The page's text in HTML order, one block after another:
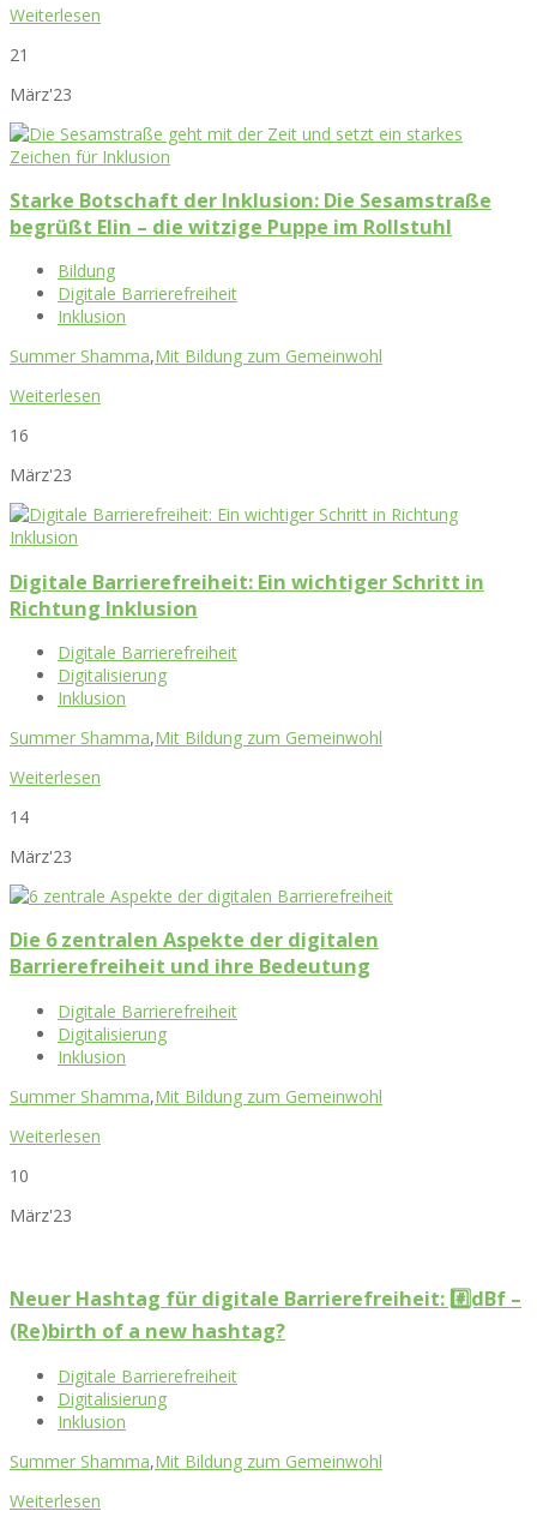
Weiterlesen
21
März'23
Starke Botschaft der Inklusion: Die Sesamstraße
begrüßt Elin – die witzige Puppe im Rollstuhl
Bildung
Digitale Barrierefreiheit
Inklusion
Summer Shamma,Mit Bildung zum Gemeinwohl
Weiterlesen
16
März'23
Digitale Barrierefreiheit: Ein wichtiger Schritt in
Richtung Inklusion
Digitale Barrierefreiheit
Digitalisierung
Inklusion
Summer Shamma,Mit Bildung zum Gemeinwohl
Weiterlesen
14
März'23
Die 6 zentralen Aspekte der digitalen
Barrierefreiheit und ihre Bedeutung
Digitale Barrierefreiheit
Digitalisierung
Inklusion
Summer Shamma,Mit Bildung zum Gemeinwohl
Weiterlesen
10
März'23
Neuer Hashtag für digitale Barrierefreiheit: #️⃣dBf –
(Re)birth of a new hashtag?
Digitale Barrierefreiheit
Digitalisierung
Inklusion
Summer Shamma,Mit Bildung zum Gemeinwohl
Weiterlesen